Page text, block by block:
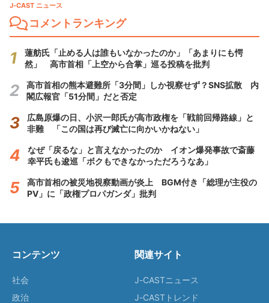
J-CAST ニュース
コメントランキング
蓮舫氏「止める人は誰もいなかったのか」「あまりにも愕
然」 高市首相「上空から合掌」巡る投稿を批判
高市首相の熊本避難所「3分間」しか視察せず？SNS拡散 内
閣広報官「51分間」だと否定
広島原爆の日、小沢一郎氏が高市政権を「戦前回帰路線」と
非難 「この国は再び滅亡に向かいかねない」
なぜ「戻るな」と言えなかったのか イオン爆発事故で斎藤
幸平氏も逡巡「ボクもできなかっただろうなあ」
高市首相の被災地視察動画が炎上 BGM付き「総理が主役の
PV」に「政権プロパガンダ」批判
コンテンツ
社会
政治
関連サイト
J-CASTニュース
J-CASTトレンド